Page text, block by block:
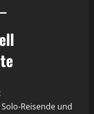
Reisende und